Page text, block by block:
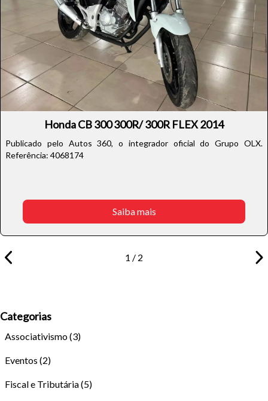
Honda CB 300 300R/ 300R FLEX 2014
Publicado pelo Autos 360, o integrador oficial do Grupo OLX.
Referência: 4068174
Saiba mais
1 / 2
Categorias
Associativismo(3)
Eventos (2)
Fiscal e Tributária(5)